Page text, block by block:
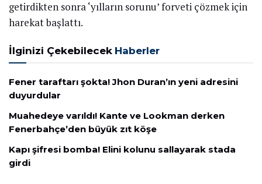
getirdikten sonra ‘yılların sorunu’ forveti çözmek için
harekat başlattı.
İlginizi Çekebilecek Haberler
Fener taraftarı şokta! Jhon Duran’ın yeni adresini
duyurdular
Muahedeye varıldı! Kante ve Lookman derken
Fenerbahçe’den büyük zıt köşe
Kapı şifresi bomba! Elini kolunu sallayarak stada
girdi